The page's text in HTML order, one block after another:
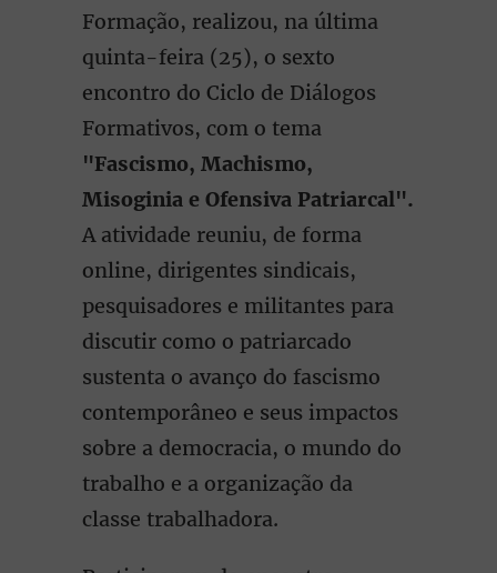
Formação, realizou, na última
quinta-feira (25), o sexto
encontro do Ciclo de Diálogos
Formativos, com o tema
"Fascismo, Machismo,
Misoginia e Ofensiva Patriarcal".
A atividade reuniu, de forma
online, dirigentes sindicais,
pesquisadores e militantes para
discutir como o patriarcado
sustenta o avanço do fascismo
contemporâneo e seus impactos
sobre a democracia, o mundo do
trabalho e a organização da
classe trabalhadora.